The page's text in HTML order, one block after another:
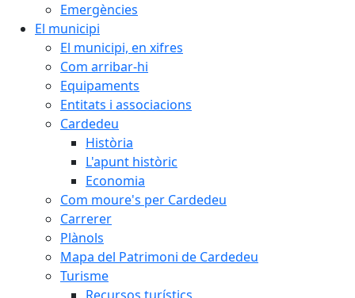
Emergències
El municipi
El municipi, en xifres
Com arribar-hi
Equipaments
Entitats i associacions
Cardedeu
Història
L'apunt històric
Economia
Com moure's per Cardedeu
Carrerer
Plànols
Mapa del Patrimoni de Cardedeu
Turisme